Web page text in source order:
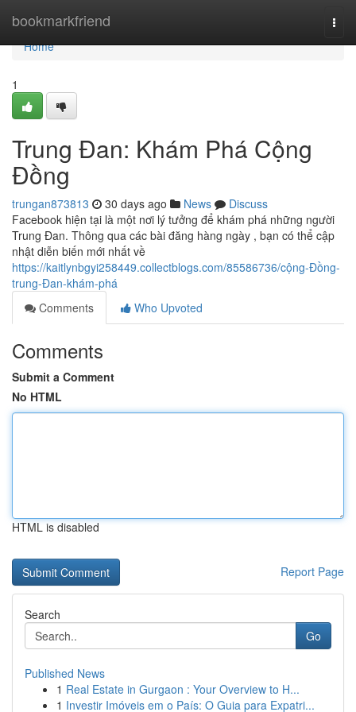
bookmarkfriend
Home
Home
1
Trung Đan: Khám Phá Cộng
Đồng
trungan873813 30 days ago News
Discuss
Facebook hiện tại là một nơi lý tưởng để khám phá những người
Trung Đan. Thông qua các bài đăng hàng ngày , bạn có thể cập
nhật diễn biến mới nhất về
https://kaitlynbgyi258449.collectblogs.com/85586736/cộng-Đồng-
trung-Đan-khám-phá
Comments
Who Upvoted
Comments
Submit a Comment
No HTML
HTML is disabled
Report Page
Search
Go
Published News
1 Real Estate in Gurgaon : Your Overview to H...
1 Investir Imóveis em o País: O Guia para Expatri...